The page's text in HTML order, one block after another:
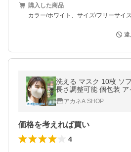
購入した商品
カラー/ホワイト、サイズ/フリーサイ
洗える マスク 10枚 ソ
長さ調整可能 個包装 ア
スク 3D 立体 布マスク
体布製マスク ny296
アカネA SHOP
価格を考えれば買い
4